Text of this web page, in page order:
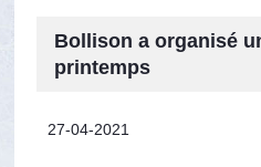
Bollison a organisé
printemps
27-04-2021